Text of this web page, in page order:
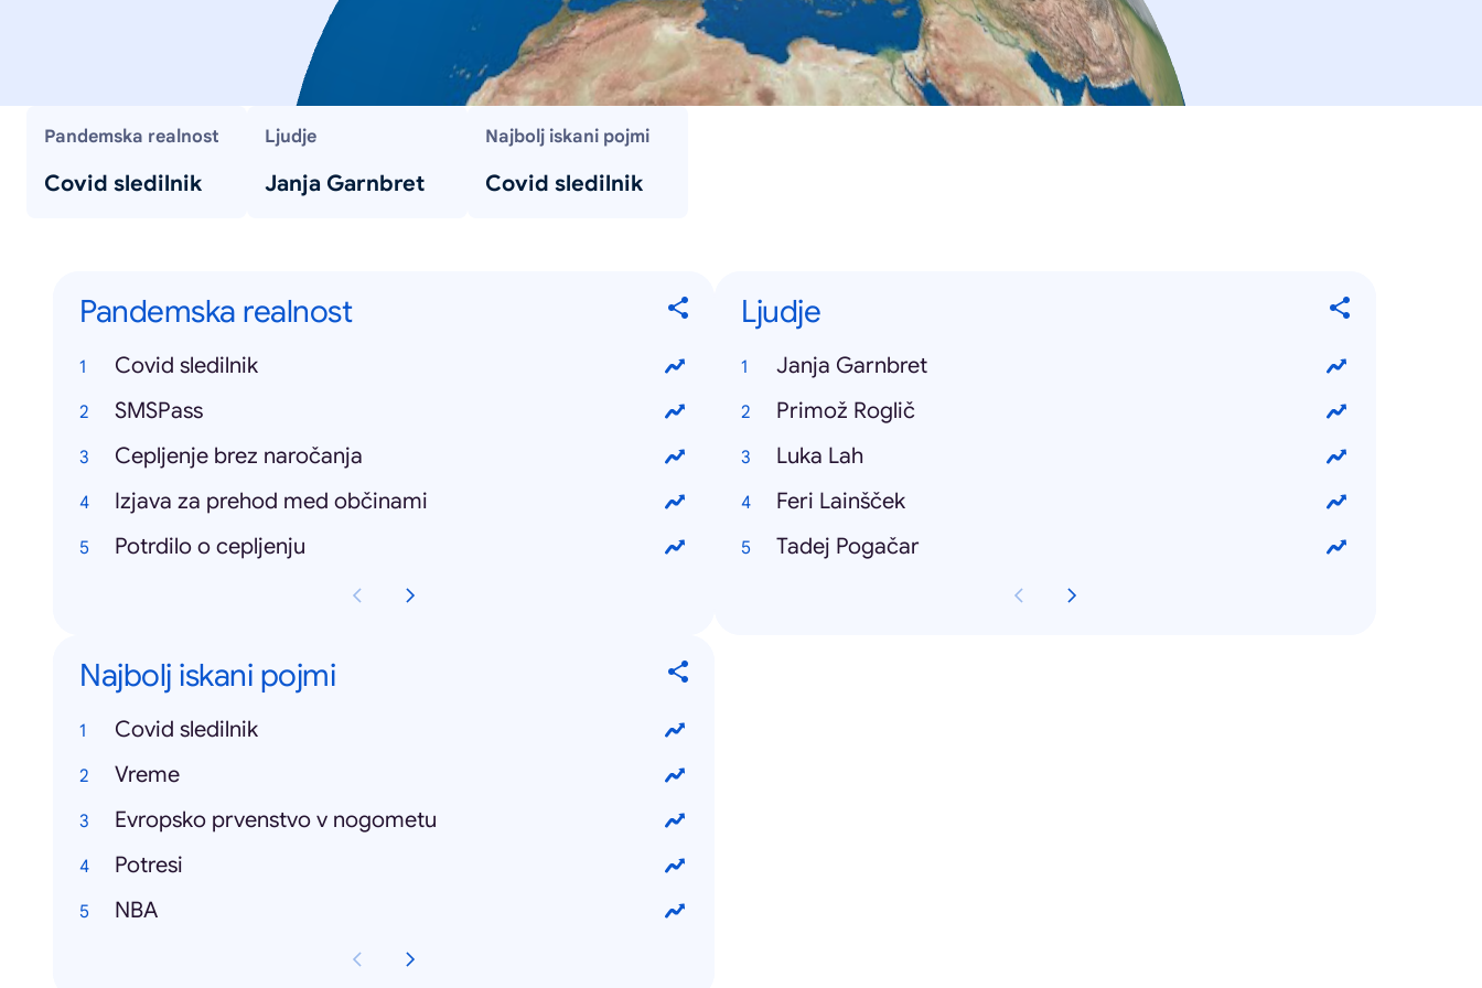
Pandemska realnost
Covid sledilnik
Ljudje
Janja Garnbret
Najbolj iskani pojmi
Covid sledilnik
Pandemska realnost
Covid sledilnik
SMSPass
Cepljenje brez naročanja
Izjava za prehod med občinami
Potrdilo o cepljenju
Ljudje
Janja Garnbret
Primož Roglič
Luka Lah
Feri Lainšček
Tadej Pogačar
Najbolj iskani pojmi
Covid sledilnik
Vreme
Evropsko prvenstvo v nogometu
Potresi
NBA